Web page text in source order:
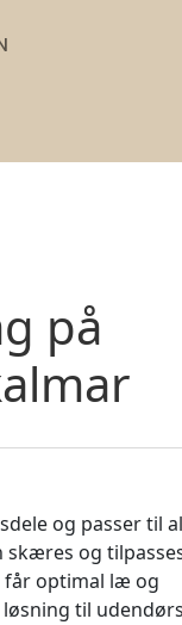
på
og passer til
skæres og
får optimal læ og
løsning til